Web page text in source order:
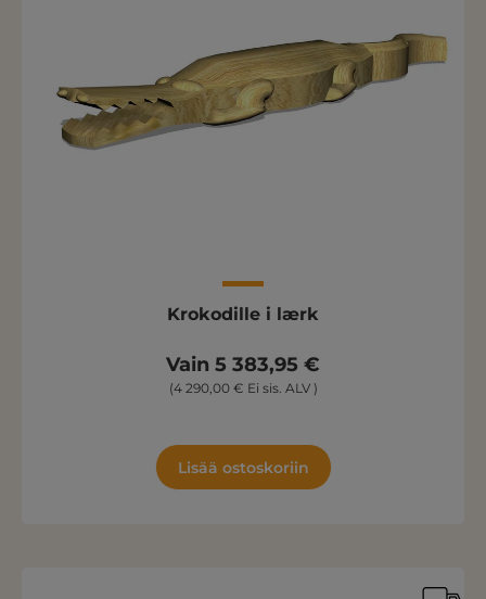
Krokodille i lærk
Vain 5 383,95 €
(4 290,00 € Ei sis. ALV )
Lisää ostoskoriin